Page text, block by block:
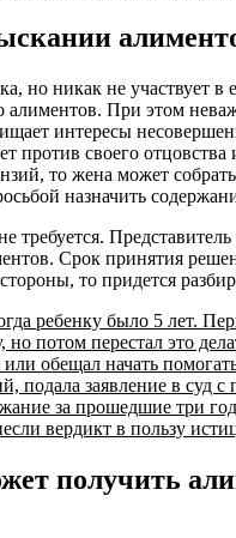
но никак не участвует
алиментов. При этом
интересы
против своего
то жена может
назначить
требуется.
Срок принятия
то придется
ребенку было 5 лет.
но потом перестал это
обещал начать
подала заявление в суд
за прошедшие три
вердикт в пользу
получить